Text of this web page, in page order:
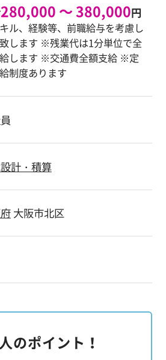
280,000 ～ 380,000円
ル、経験等、前職給与を考慮し
します ※残業代は1分単位で全
します ※交通費全額支給 ※定
制度あります
計・積算
大阪市北区
のポイント！